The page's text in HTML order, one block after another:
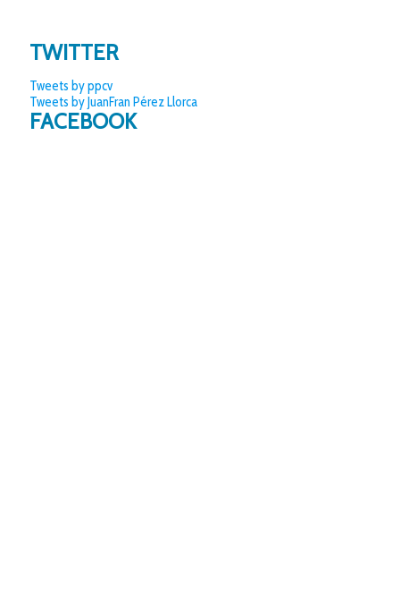
TWITTER
Tweets by ppcv
Tweets by JuanFran Pérez Llorca
FACEBOOK